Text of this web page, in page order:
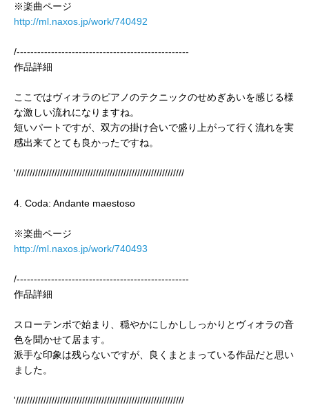
※楽曲ページ
http://ml.naxos.jp/work/740492
/--------------------------------------------------
作品詳細
ここではヴィオラのピアノのテクニックのせめぎあいを感じる様
な激しい流れになりますね。
短いパートですが、双方の掛け合いで盛り上がって行く流れを実
感出来てとても良かったですね。
'/////////////////////////////////////////////////////////////
4. Coda: Andante maestoso
※楽曲ページ
http://ml.naxos.jp/work/740493
/--------------------------------------------------
作品詳細
スローテンポで始まり、穏やかにしかししっかりとヴィオラの音
色を聞かせて居ます。
派手な印象は残らないですが、良くまとまっている作品だと思い
ました。
'/////////////////////////////////////////////////////////////